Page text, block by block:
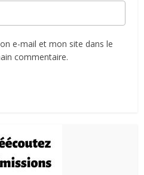
e-mail et mon site dans le
commentaire.